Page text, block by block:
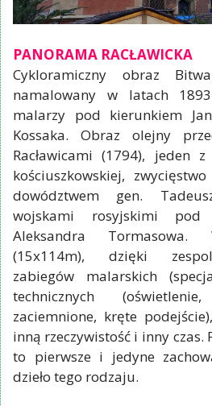
PANORAMA RACŁAWICKA
Cykloramiczny obraz
namalowany w latach
malarzy pod kierunkiem
Kossaka. Obraz olejny
Racławicami (1794), jeden
kościuszkowskiej,
dowództwem gen.
wojskami rosyjskimi pod
Aleksandra Tormasowa.
(15x114m), dzięki
zabiegów malarskich
technicznych
zaciemnione, kręte
inną rzeczywistość i inny czas.
to pierwsze i jedyne
dzieło tego rodzaju.